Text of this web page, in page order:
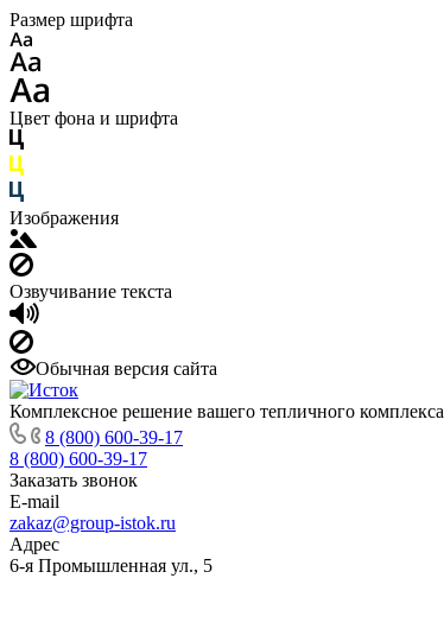
Размер шрифта
Цвет фона и шрифта
Изображения
Озвучивание текста
Обычная версия сайта
Комплексное решение вашего тепличного комплекса
8 (800) 600-39-17
8 (800) 600-39-17
Заказать звонок
E-mail
zakaz@group-istok.ru
Адрес
6-я Промышленная ул., 5